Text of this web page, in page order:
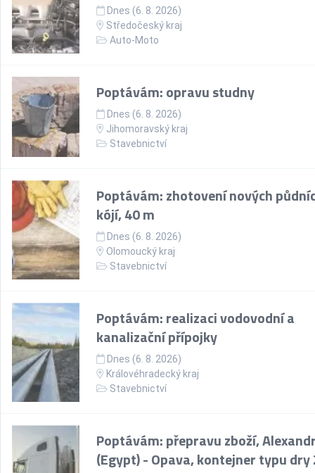
Dnes (6. 8. 2026)
Středočeský kraj
Auto-Moto
Poptávám: opravu studny
Dnes (6. 8. 2026)
Jihomoravský kraj
Stavebnictví
Poptávám: zhotovení nových
kójí, 40 m
Dnes (6. 8. 2026)
Olomoucký kraj
Stavebnictví
Poptávám: realizaci vodovodní a
kanalizační přípojky
Dnes (6. 8. 2026)
Královéhradecký kraj
Stavebnictví
Poptávám: přepravu zboží,
(Egypt) - Opava, kontejner typu dry